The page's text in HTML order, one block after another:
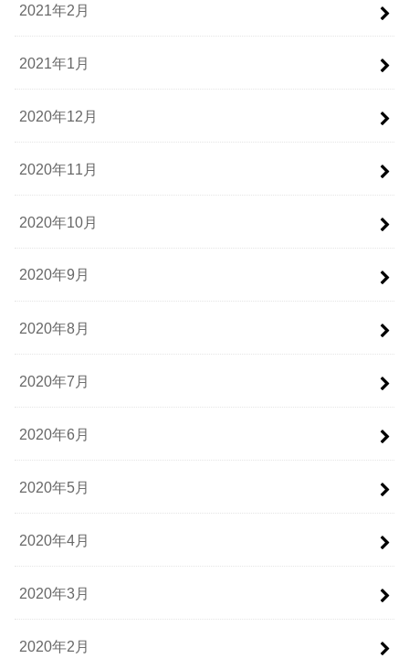
2021年2月
2021年1月
2020年12月
2020年11月
2020年10月
2020年9月
2020年8月
2020年7月
2020年6月
2020年5月
2020年4月
2020年3月
2020年2月